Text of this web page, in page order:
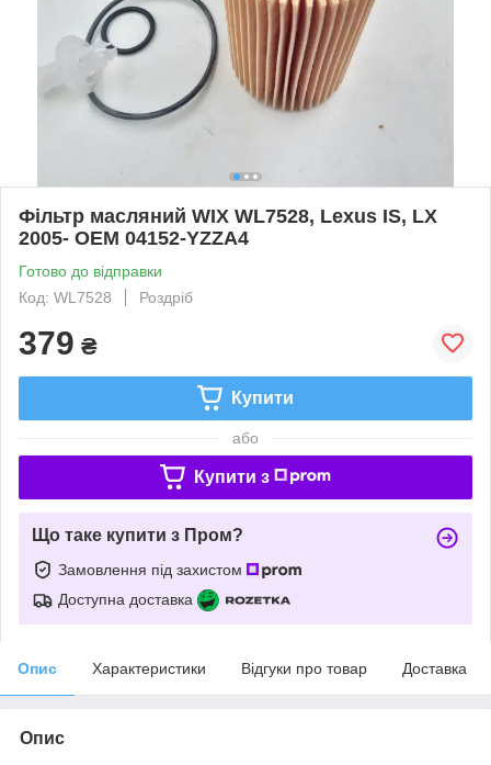
Фільтр масляний WIX WL7528, Lexus IS, LX
2005- OEM 04152-YZZA4
Готово до відправки
Код: WL7528
Роздріб
379 ₴
Купити
або
Купити з
Що таке купити з Пром?
Замовлення під захистом
Доступна доставка
Опис Характеристики Відгуки про товар Доставка
Опис